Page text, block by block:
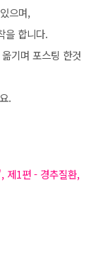
으며,
을 합니다.
기며 포스팅 한것
.
제1편 - 경추질환,